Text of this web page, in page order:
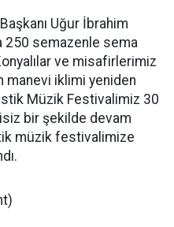
Uğur İbrahim
250 semazenle sema
ve misafirlerimiz
manevi iklimi yeniden
Müzik Festivalimiz 30
bir şekilde devam
müzik festivalimize